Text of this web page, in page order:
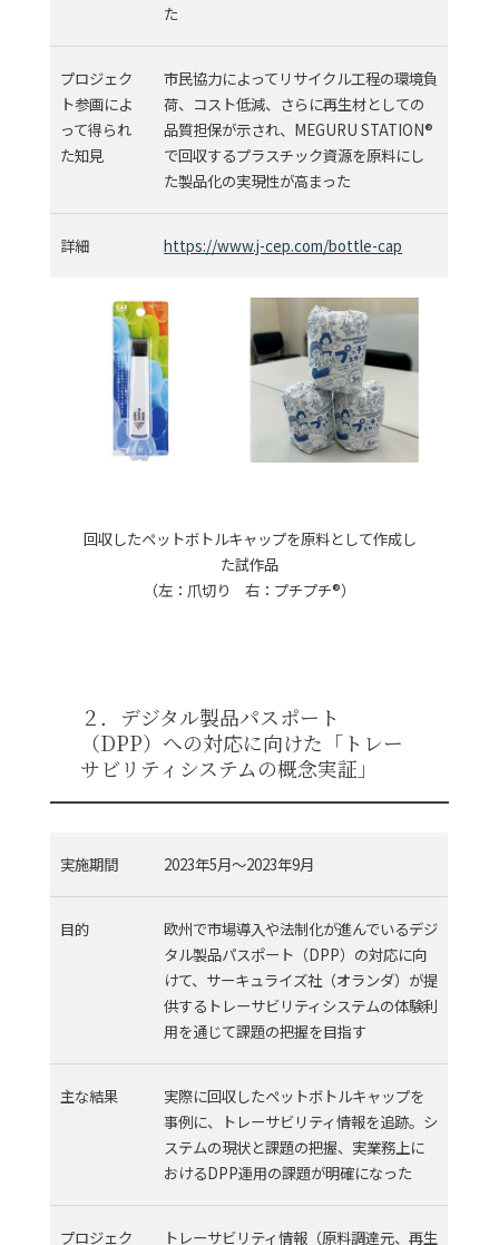
た
プロジェク
ト参画によ
って得られ
た知見
市民協力によってリサイクル工程の環境負
荷、コスト低減、さらに再生材としての
品質担保が示され、MEGURU STATION®
で回収するプラスチック資源を原料にし
た製品化の実現性が高まった
詳細 https://www.j-cep.com/bottle-cap
回収したペットボトルキャップを原料として作成し
た試作品
（左：爪切り 右：プチプチ®）
２．デジタル製品パスポート
（DPP）への対応に向けた「トレー
サビリティシステムの概念実証」
実施期間 2023年5月～2023年9月
目的
欧州で市場導入や法制化が進んでいるデジ
タル製品パスポート（DPP）の対応に向
けて、サーキュライズ社（オランダ）が提
供するトレーサビリティシステムの体験利
用を通じて課題の把握を目指す
主な結果
実際に回収したペットボトルキャップを
事例に、トレーサビリティ情報を追跡。シ
ステムの現状と課題の把握、実業務上に
おけるDPP運用の課題が明確になった
プロジェク トレーサビリティ情報（原料調達元、再生